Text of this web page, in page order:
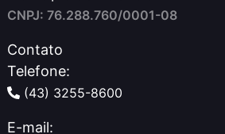
CNPJ: 76.288.760/0001-08
Contato
Telefone:
(43) 3255-8600
E-mail: